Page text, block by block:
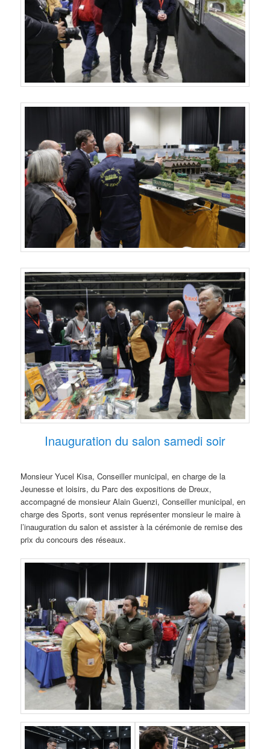
Inauguration du salon samedi soir
Monsieur Yucel Kisa, Conseiller municipal, en charge de la
Jeunesse et loisirs, du Parc des expositions de Dreux,
accompagné de monsieur Alain Guenzi, Conseiller municipal, en
charge des Sports, sont venus représenter monsieur le maire à
l’inauguration du salon et assister à la cérémonie de remise des
prix du concours des réseaux.